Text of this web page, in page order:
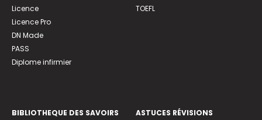
Licence
Licence Pro
DN Made
PASS
Diplome infirmier
TOEFL
BIBLIOTHEQUE DES SAVOIRS
ASTUCES RÉVISIONS